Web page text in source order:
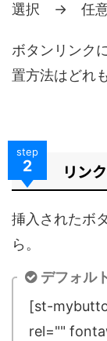
選択 → 任意
ボタンリンク
置方法はどれ
step
2 リン
挿入されたボ
ら。
デフォル
[st-
rel=""